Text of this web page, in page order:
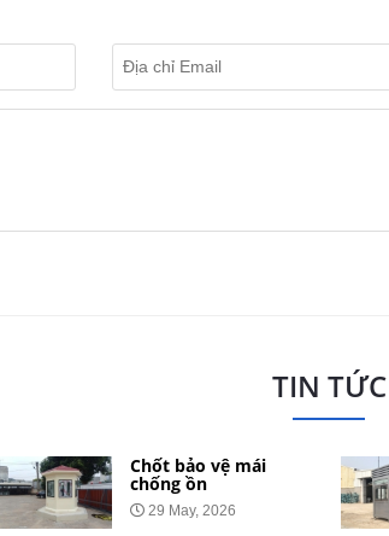
TIN TỨC
Chốt bảo vệ mái
chống ồn
29 May, 2026